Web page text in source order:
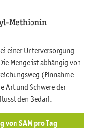
Methionin
einer Unterversorgung
Menge ist abhängig von
(Einnahme
Art und Schwere der
den Bedarf.
SAM pro Tag